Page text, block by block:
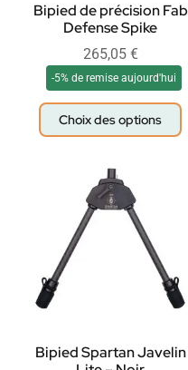
Bipied de précision Fab
Defense Spike
265,05 €
-5% de remise aujourd'hui
Choix des options
Bipied Spartan Javelin